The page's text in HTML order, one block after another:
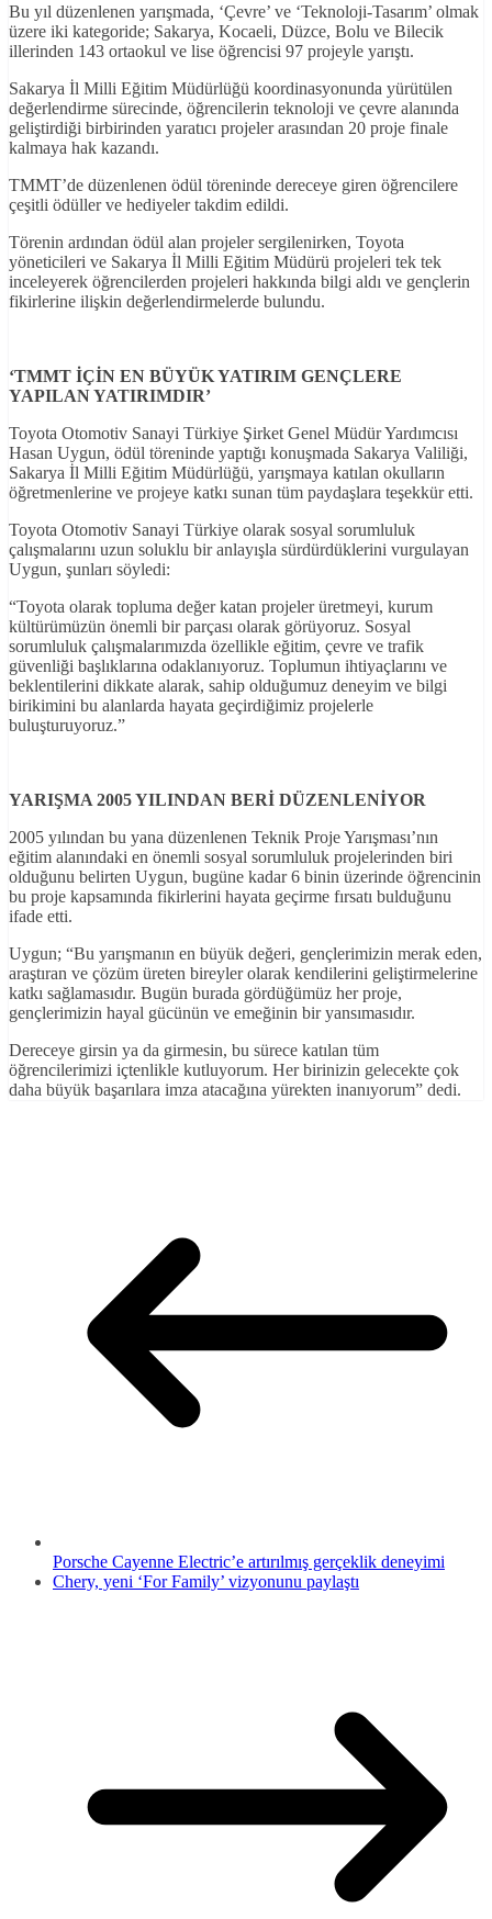
Bu yıl düzenlenen yarışmada, ‘Çevre’ ve ‘Teknoloji-Tasarım’ olmak
üzere iki kategoride; Sakarya, Kocaeli, Düzce, Bolu ve Bilecik
illerinden 143 ortaokul ve lise öğrencisi 97 projeyle yarıştı.
Sakarya İl Milli Eğitim Müdürlüğü koordinasyonunda yürütülen
değerlendirme sürecinde, öğrencilerin teknoloji ve çevre alanında
geliştirdiği birbirinden yaratıcı projeler arasından 20 proje finale
kalmaya hak kazandı.
TMMT’de düzenlenen ödül töreninde dereceye giren öğrencilere
çeşitli ödüller ve hediyeler takdim edildi.
Törenin ardından ödül alan projeler sergilenirken, Toyota
yöneticileri ve Sakarya İl Milli Eğitim Müdürü projeleri tek tek
inceleyerek öğrencilerden projeleri hakkında bilgi aldı ve gençlerin
fikirlerine ilişkin değerlendirmelerde bulundu.
‘TMMT İÇİN EN BÜYÜK YATIRIM GENÇLERE
YAPILAN YATIRIMDIR’
Toyota Otomotiv Sanayi Türkiye Şirket Genel Müdür Yardımcısı
Hasan Uygun, ödül töreninde yaptığı konuşmada Sakarya Valiliği,
Sakarya İl Milli Eğitim Müdürlüğü, yarışmaya katılan okulların
öğretmenlerine ve projeye katkı sunan tüm paydaşlara teşekkür etti.
Toyota Otomotiv Sanayi Türkiye olarak sosyal sorumluluk
çalışmalarını uzun soluklu bir anlayışla sürdürdüklerini vurgulayan
Uygun, şunları söyledi:
“Toyota olarak topluma değer katan projeler üretmeyi, kurum
kültürümüzün önemli bir parçası olarak görüyoruz. Sosyal
sorumluluk çalışmalarımızda özellikle eğitim, çevre ve trafik
güvenliği başlıklarına odaklanıyoruz. Toplumun ihtiyaçlarını ve
beklentilerini dikkate alarak, sahip olduğumuz deneyim ve bilgi
birikimini bu alanlarda hayata geçirdiğimiz projelerle
buluşturuyoruz.”
YARIŞMA 2005 YILINDAN BERİ DÜZENLENİYOR
2005 yılından bu yana düzenlenen Teknik Proje Yarışması’nın
eğitim alanındaki en önemli sosyal sorumluluk projelerinden biri
olduğunu belirten Uygun, bugüne kadar 6 binin üzerinde öğrencinin
bu proje kapsamında fikirlerini hayata geçirme fırsatı bulduğunu
ifade etti.
Uygun; “Bu yarışmanın en büyük değeri, gençlerimizin merak eden,
araştıran ve çözüm üreten bireyler olarak kendilerini geliştirmelerine
katkı sağlamasıdır. Bugün burada gördüğümüz her proje,
gençlerimizin hayal gücünün ve emeğinin bir yansımasıdır.
Dereceye girsin ya da girmesin, bu sürece katılan tüm
öğrencilerimizi içtenlikle kutluyorum. Her birinizin gelecekte çok
daha büyük başarılara imza atacağına yürekten inanıyorum” dedi.
Porsche Cayenne Electric’e artırılmış gerçeklik deneyimi
Chery, yeni ‘For Family’ vizyonunu paylaştı